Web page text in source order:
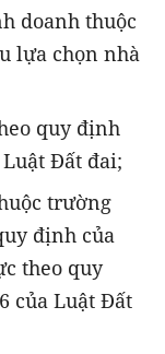
doanh thuộc
lựa chọn nhà
quy định
Đất đai;
trường
định của
theo quy
của Luật Đất